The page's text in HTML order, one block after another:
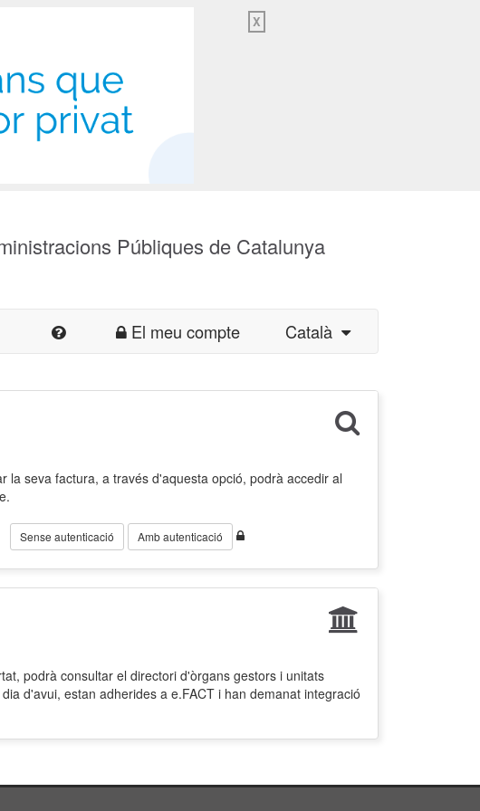
X
Públiques de Catalunya
El meu compte Català
la seva factura, a través d'aquesta opció, podrà accedir al
Sense autenticació Amb autenticació
podrà consultar el directori d'òrgans gestors i unitats
d'avui, estan adherides a e.FACT i han demanat integració